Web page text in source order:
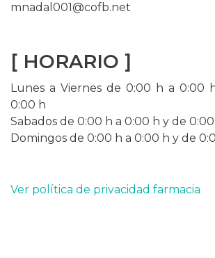
mnadal001@cofb.net
[ HORARIO ]
Lunes a Viernes de 0:00 h a 0:00
0:00 h
Sabados de 0:00 h a 0:00 h y de
Domingos de 0:00 h a 0:00 h y de
Ver política de privacidad farmacia